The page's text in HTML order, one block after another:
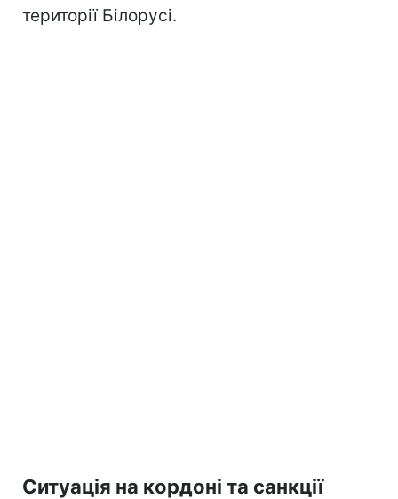
території Білорусі.
Ситуація на кордоні та санкції